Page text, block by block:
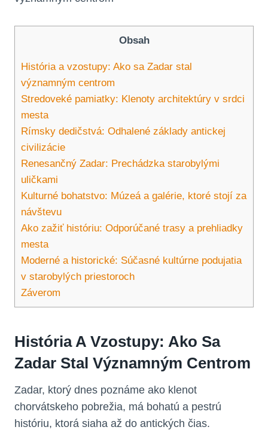
Obsah
História a vzostupy: Ako sa Zadar stal
významným centrom
Stredoveké pamiatky: Klenoty architektúry v srdci
mesta
Rímsky dedičstvá: Odhalené základy antickej
civilizácie
Renesančný Zadar: Prechádzka starobylými
uličkami
Kulturné bohatstvo: Múzeá a galérie, ktoré stojí za
návštevu
Ako zažiť históriu: Odporúčané trasy a prehliadky
mesta
Moderné a historické: Súčasné kultúrne podujatia
v starobylých priestoroch
Záverom
História A Vzostupy: Ako Sa
Zadar Stal Významným Centrom
Zadar, ktorý dnes poznáme ako klenot
chorvátskeho pobrežia, má bohatú a pestrú
históriu, ktorá siaha až do antických čias.